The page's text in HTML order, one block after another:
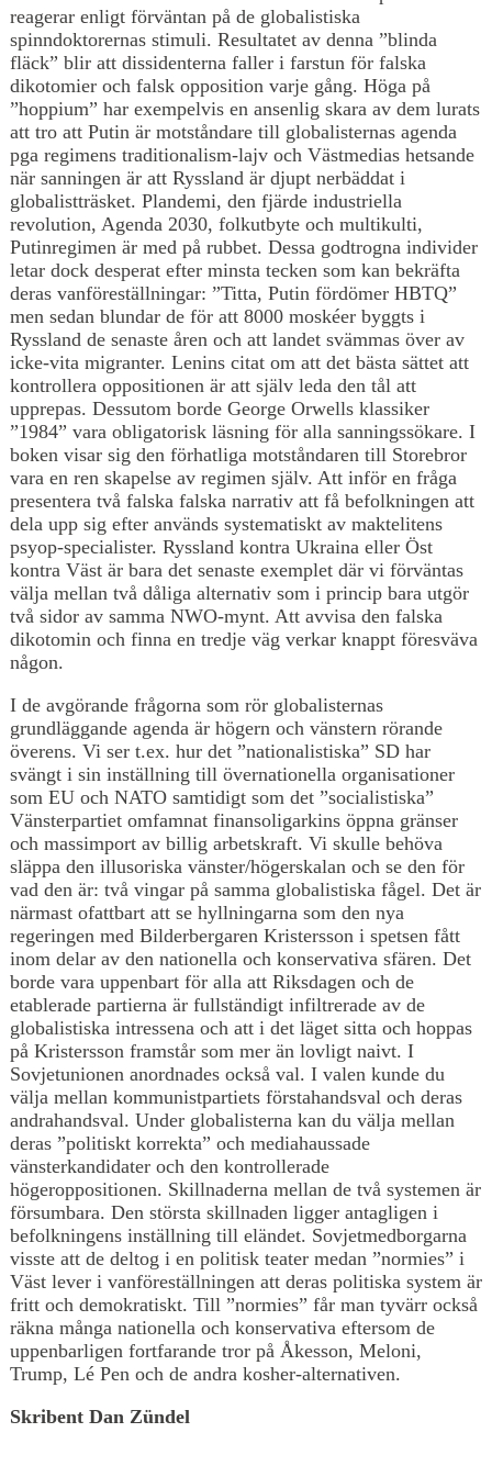
reagerar enligt förväntan på de globalistiska
spinndoktorernas stimuli. Resultatet av denna ”blinda
fläck” blir att dissidenterna faller i farstun för falska
dikotomier och falsk opposition varje gång. Höga på
”hoppium” har exempelvis en ansenlig skara av dem lurats
att tro att Putin är motståndare till globalisternas agenda
pga regimens traditionalism-lajv och Västmedias hetsande
när sanningen är att Ryssland är djupt nerbäddat i
globalistträsket. Plandemi, den fjärde industriella
revolution, Agenda 2030, folkutbyte och multikulti,
Putinregimen är med på rubbet. Dessa godtrogna individer
letar dock desperat efter minsta tecken som kan bekräfta
deras vanföreställningar: ”Titta, Putin fördömer HBTQ”
men sedan blundar de för att 8000 moskéer byggts i
Ryssland de senaste åren och att landet svämmas över av
icke-vita migranter. Lenins citat om att det bästa sättet att
kontrollera oppositionen är att själv leda den tål att
upprepas. Dessutom borde George Orwells klassiker
”1984” vara obligatorisk läsning för alla sanningssökare. I
boken visar sig den förhatliga motståndaren till Storebror
vara en ren skapelse av regimen själv. Att inför en fråga
presentera två falska falska narrativ att få befolkningen att
dela upp sig efter används systematiskt av maktelitens
psyop-specialister. Ryssland kontra Ukraina eller Öst
kontra Väst är bara det senaste exemplet där vi förväntas
välja mellan två dåliga alternativ som i princip bara utgör
två sidor av samma NWO-mynt. Att avvisa den falska
dikotomin och finna en tredje väg verkar knappt föresväva
någon.
I de avgörande frågorna som rör globalisternas
grundläggande agenda är högern och vänstern rörande
överens. Vi ser t.ex. hur det ”nationalistiska” SD har
svängt i sin inställning till övernationella organisationer
som EU och NATO samtidigt som det ”socialistiska”
Vänsterpartiet omfamnat finansoligarkins öppna gränser
och massimport av billig arbetskraft. Vi skulle behöva
släppa den illusoriska vänster/högerskalan och se den för
vad den är: två vingar på samma globalistiska fågel. Det är
närmast ofattbart att se hyllningarna som den nya
regeringen med Bilderbergaren Kristersson i spetsen fått
inom delar av den nationella och konservativa sfären. Det
borde vara uppenbart för alla att Riksdagen och de
etablerade partierna är fullständigt infiltrerade av de
globalistiska intressena och att i det läget sitta och hoppas
på Kristersson framstår som mer än lovligt naivt. I
Sovjetunionen anordnades också val. I valen kunde du
välja mellan kommunistpartiets förstahandsval och deras
andrahandsval. Under globalisterna kan du välja mellan
deras ”politiskt korrekta” och mediahaussade
vänsterkandidater och den kontrollerade
högeroppositionen. Skillnaderna mellan de två systemen är
försumbara. Den största skillnaden ligger antagligen i
befolkningens inställning till eländet. Sovjetmedborgarna
visste att de deltog i en politisk teater medan ”normies” i
Väst lever i vanföreställningen att deras politiska system är
fritt och demokratiskt. Till ”normies” får man tyvärr också
räkna många nationella och konservativa eftersom de
uppenbarligen fortfarande tror på Åkesson, Meloni,
Trump, Lé Pen och de andra kosher-alternativen.
Skribent Dan Zündel